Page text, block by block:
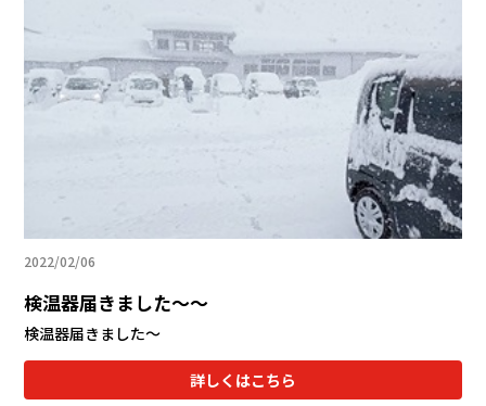
2022/02/06
検温器届きました～～
検温器届きました～
詳しくはこちら